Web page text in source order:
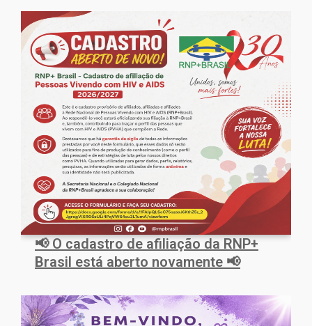
📢 O cadastro de afiliação da RNP+
Brasil está aberto novamente 📢